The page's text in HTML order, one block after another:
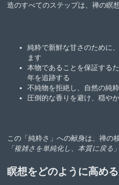
造のすべてのステップは、禅の瞑
純粋で新鮮な甘さのために
ます
本物であることを保証する
年を追跡する
不純物を拒絶し、自然の純
圧倒的な香りを避け、穏や
この「純粋さ」への献身は、禅の
「複雑さを単純化し、本質に戻る」
瞑想をどのように高め